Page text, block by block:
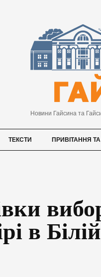
Новини Гайсина та
ТЕКСТИ ПРИВІТАННЯ
в Білій